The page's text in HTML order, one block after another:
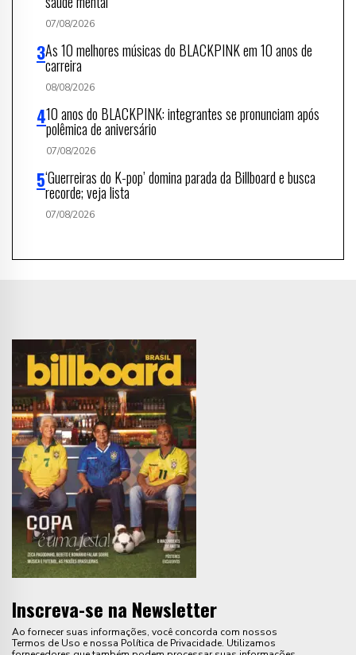
07/08/2026
As 10 melhores músicas do BLACKPINK em 10 anos de
carreira
08/08/2026
10 anos do BLACKPINK: integrantes se pronunciam após
polêmica de aniversário
07/08/2026
‘Guerreiras do K-pop’ domina parada da Billboard e busca
recorde; veja lista
07/08/2026
Inscreva-se na Newsletter
Ao fornecer suas informações, você concorda com nossos
Termos de Uso e nossa Política de Privacidade. Utilizamos